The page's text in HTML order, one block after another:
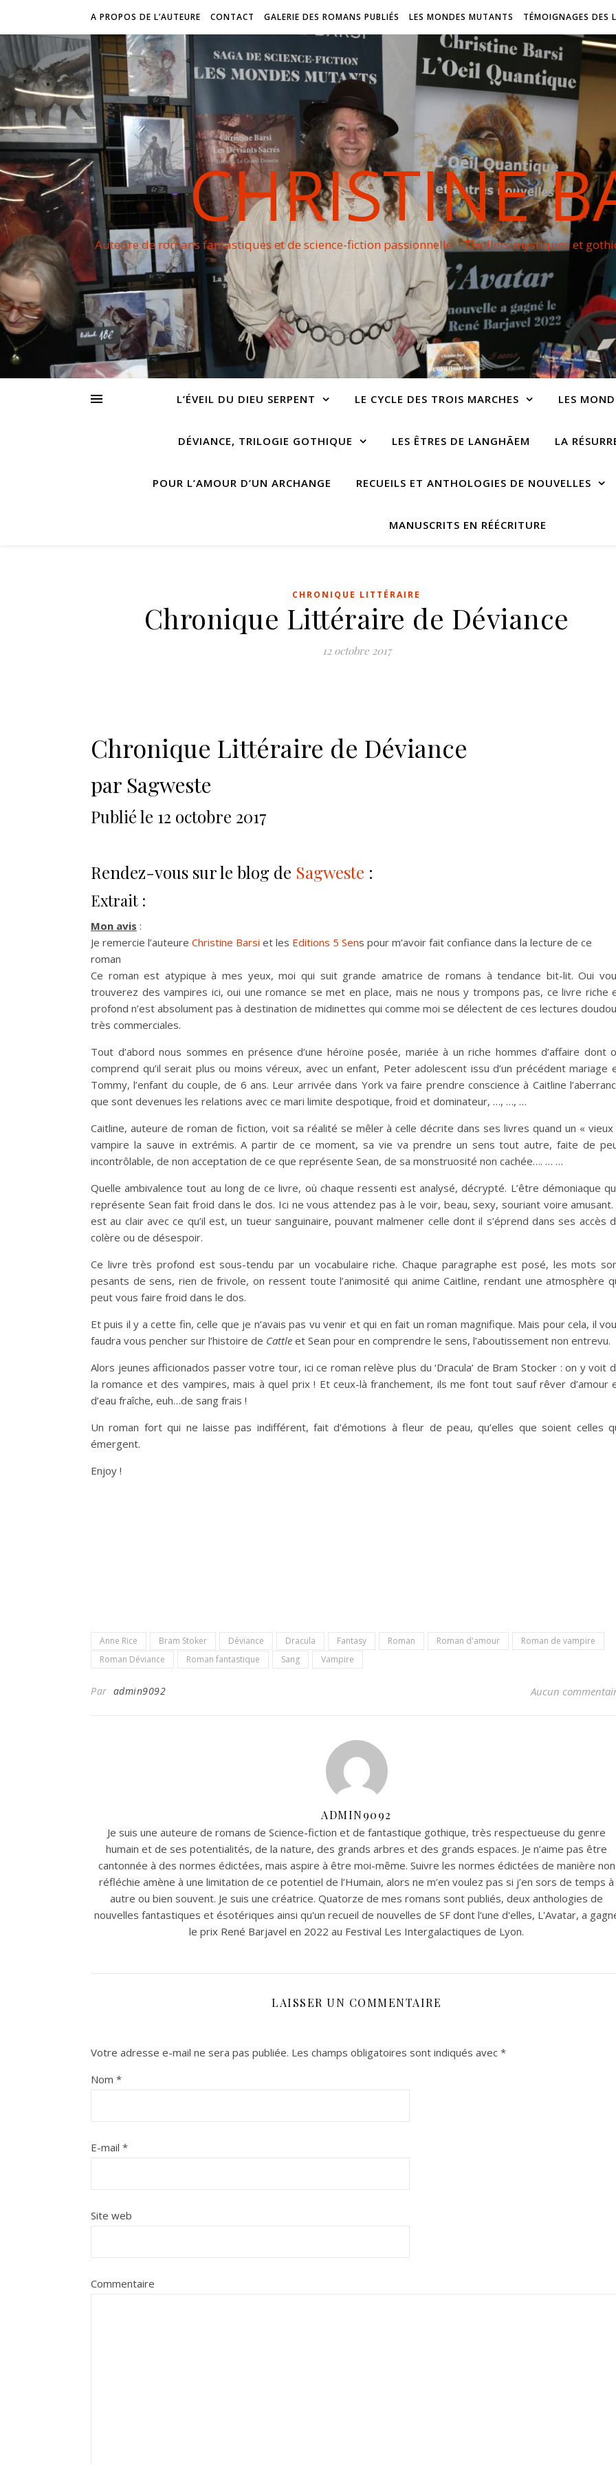
A PROPOS DE L’AUTEURE CONTACT GALERIE DES ROMANS PUBLIÉS LES MONDES MUTANTS TÉMOIGNAGES DES
CHRISTINE
Auteure de romans fantastiques et de science-fiction passionnelle – Thrillers mystiques et
L’ÉVEIL DU DIEU SERPENT LE CYCLE DES TROIS MARCHES LES
DÉVIANCE, TRILOGIE GOTHIQUE LES ÊTRES DE LANGHÃEM LA
POUR L’AMOUR D’UN ARCHANGE RECUEILS ET ANTHOLOGIES DE NOUVELLES
MANUSCRITS EN RÉÉCRITURE
CHRONIQUE LITTÉRAIRE
Chronique Littéraire de Déviance
12 octobre 2017
Chronique Littéraire de Déviance
par Sagweste
Publié le 12 octobre 2017
Rendez-vous sur le blog de Sagweste :
Extrait :
Mon avis :
Je remercie l’auteure Christine Barsi et les Editions 5 Sens pour m’avoir fait confiance dans la lecture de ce
roman
Ce roman est atypique à mes yeux, moi qui suit grande amatrice de romans à tendance bit-lit. Oui
trouverez des vampires ici, oui une romance se met en place, mais ne nous y trompons pas, ce livre riche
profond n’est absolument pas à destination de midinettes qui comme moi se délectent de ces lectures
très commerciales.
Tout d’abord nous sommes en présence d’une héroïne posée, mariée à un riche hommes d’affaire dont
comprend qu’il serait plus ou moins véreux, avec un enfant, Peter adolescent issu d’un précédent mariage
Tommy, l’enfant du couple, de 6 ans. Leur arrivée dans York va faire prendre conscience à Caitline
que sont devenues les relations avec ce mari limite despotique, froid et dominateur, …, …, …
Caitline, auteure de roman de fiction, voit sa réalité se mêler à celle décrite dans ses livres quand un « vieux
vampire la sauve in extrémis. A partir de ce moment, sa vie va prendre un sens tout autre, faite de
incontrôlable, de non acceptation de ce que représente Sean, de sa monstruosité non cachée…. … …
Quelle ambivalence tout au long de ce livre, où chaque ressenti est analysé, décrypté. L’être démoniaque
représente Sean fait froid dans le dos. Ici ne vous attendez pas à le voir, beau, sexy, souriant voire amusant.
est au clair avec ce qu’il est, un tueur sanguinaire, pouvant malmener celle dont il s’éprend dans ses accès
colère ou de désespoir.
Ce livre très profond est sous-tendu par un vocabulaire riche. Chaque paragraphe est posé, les mots
pesants de sens, rien de frivole, on ressent toute l’animosité qui anime Caitline, rendant une atmosphère
peut vous faire froid dans le dos.
Et puis il y a cette fin, celle que je n’avais pas vu venir et qui en fait un roman magnifique. Mais pour cela, il
faudra vous pencher sur l’histoire de Cattle et Sean pour en comprendre le sens, l’aboutissement non entrevu.
Alors jeunes afficionados passer votre tour, ici ce roman relève plus du ‘Dracula’ de Bram Stocker : on y voit
la romance et des vampires, mais à quel prix ! Et ceux-là franchement, ils me font tout sauf rêver d’amour
d’eau fraîche, euh…de sang frais !
Un roman fort qui ne laisse pas indifférent, fait d’émotions à fleur de peau, qu’elles que soient celles
émergent.
Enjoy !
Anne Rice Bram Stoker Déviance Dracula Fantasy Roman Roman d'amour
Roman de vampire
Roman Déviance
Roman fantastique Sang Vampire
Par admin9092 Aucun
ADMIN9092
Je suis une auteure de romans de Science-fiction et de fantastique gothique, très respectueuse du genre
humain et de ses potentialités, de la nature, des grands arbres et des grands espaces. Je n’aime pas être
cantonnée à des normes édictées, mais aspire à être moi-même. Suivre les normes édictées de manière non
réfléchie amène à une limitation de ce potentiel de l’Humain, alors ne m’en voulez pas si j’en sors de temps à
autre ou bien souvent. Je suis une créatrice. Quatorze de mes romans sont publiés, deux anthologies de
nouvelles fantastiques et ésotériques ainsi qu'un recueil de nouvelles de SF dont l'une d'elles, L'Avatar, a
le prix René Barjavel en 2022 au Festival Les Intergalactiques de Lyon.
LAISSER UN COMMENTAIRE
Votre adresse e-mail ne sera pas publiée. Les champs obligatoires sont indiqués avec *
Nom *
E-mail *
Site web
Commentaire